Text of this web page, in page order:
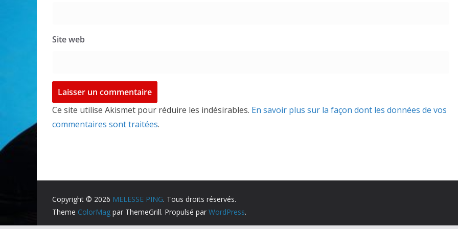
Site web
Ce site utilise Akismet pour réduire les indésirables. En savoir plus sur la façon dont les données de vos
commentaires sont traitées.
Copyright © 2026 MELESSE PING. Tous droits réservés.
Theme ColorMag par ThemeGrill. Propulsé par WordPress.